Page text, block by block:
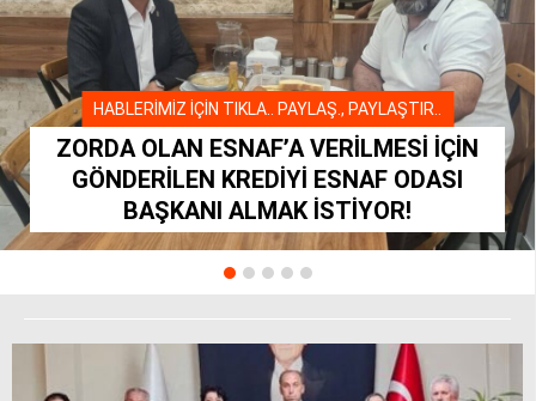
siteler
deneme
bonusu
veren
siteler
2025
deneme
bonusu
veren
siteler
siteler
deneme
HABLERİMİZ İÇİN TIKLA.. PAYLAŞ., PAYLAŞTIR..
ZORDA OLAN ESNAF’A VERİLMESİ İÇİN
GÖNDERİLEN KREDİYİ ESNAF ODASI
BAŞKANI ALMAK İSTİYOR!